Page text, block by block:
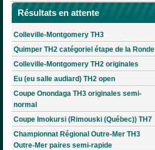
Résultats en attente
Colleville-Montgomery TH3
Quimper TH2 catégoriel étape de la Ronde
Colleville-Montgomery TH2 originales
Eu (eu salle audiard) TH2 open
Coupe Onondaga TH3 originales semi-
normal
Coupe Imokursi (Rimouski (Québec)) TH7
Championnat Régional Outre-Mer TH3
Outre-Mer paires semi-rapide